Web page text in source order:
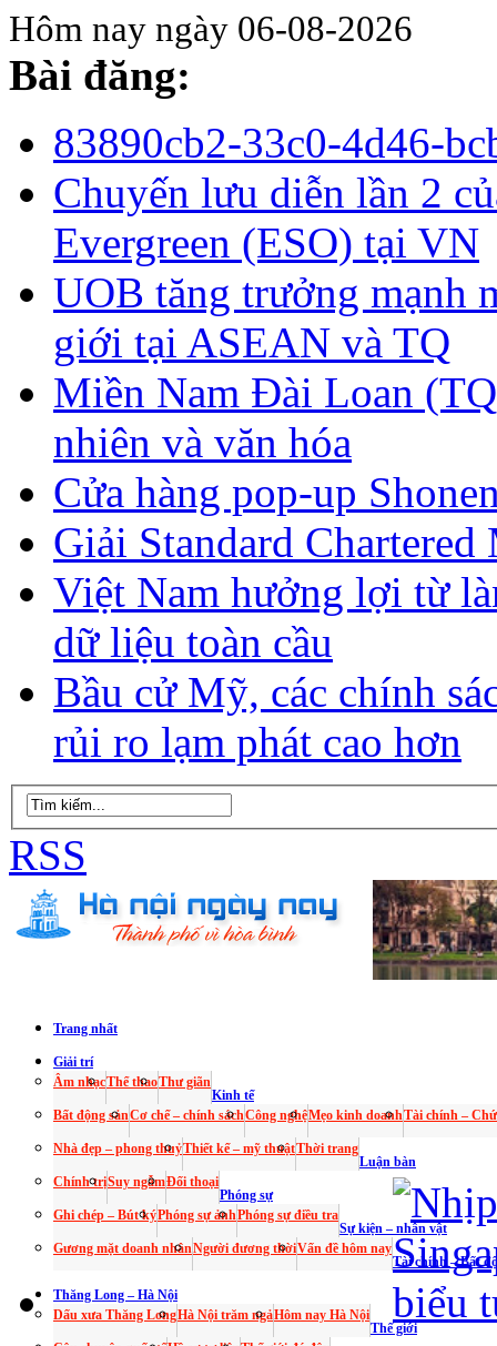
Hôm nay ngày 06-08-2026
Bài đăng:
83890cb2-33c0-4d46-
Chuyến lưu diễn lần 2
Evergreen (ESO) tại VN
UOB tăng trưởng mạnh
giới tại ASEAN và TQ
Miền Nam Đài Loan
nhiên và văn hóa
Cửa hàng pop-up
Giải Standard
Việt Nam hưởng lợi từ
dữ liệu toàn cầu
Bầu cử Mỹ, các chính
rủi ro lạm phát cao hơn
RSS
Trang nhất
Giải trí
Âm nhạcThể thaoThư giãn
Kinh tế
Bất động sảnCơ chế – chính sáchCông nghệMẹo kinh doanhTài chính –
Nhà đẹp – phong thuỷThiết kế – mỹ thuậtThời trang
Luận bàn
Chính trịSuy ngẫmĐối thoại
Phóng sự
Ghi chép – Bút kýPhóng sự ảnhPhóng sự điều tra
Sự kiện – nhân vật
Gương mặt doanh nhânNgười đương thờiVấn đề hôm nay
Tài chính – Bất
Thăng Long – Hà Nội
Dấu xưa Thăng LongHà Nội trăm ngảHôm nay Hà Nội
Thế giới